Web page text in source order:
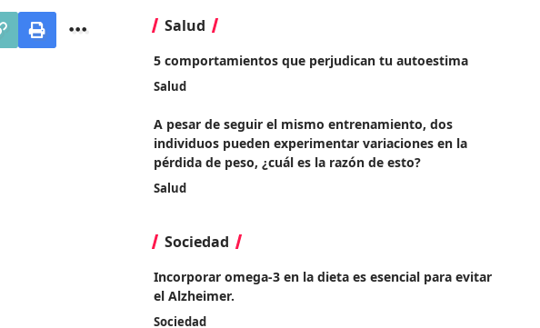
Salud
5 comportamientos que perjudican tu autoestima
Salud
A pesar de seguir el mismo entrenamiento, dos
individuos pueden experimentar variaciones en la
pérdida de peso, ¿cuál es la razón de esto?
Salud
Sociedad
Incorporar omega-3 en la dieta es esencial para evitar
el Alzheimer.
Sociedad